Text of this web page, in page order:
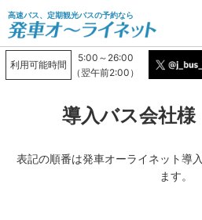
高速バス、定期観光バスの予約なら
利用可能時間
5:00～26:00
（翌午前2:00）
導入バス会社様
表記の順番は発車オーライネット導
ます。